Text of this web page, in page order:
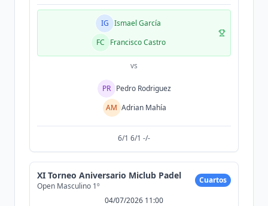
IG Ismael García
FC
Francisco Castro
vs
PR Pedro Rodriguez
AM Adrian Mahía
6/1 6/1 -/-
XI Torneo Aniversario Miclub Padel
Open Masculino 1º
Cuartos
04/07/2026 11:00